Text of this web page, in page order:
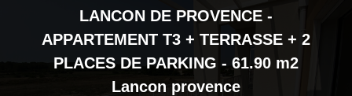
ESTIMATION
LANCON DE PROVENCE -
APPARTEMENT T3 + TERRASSE + 2
PLACES DE PARKING - 61.90 m2
Lancon provence